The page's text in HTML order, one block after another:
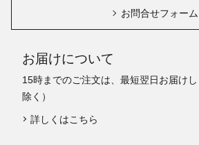
お問合せフォーム
お届けについて
15時までのご注文は、最短翌日お届け
除く）
詳しくはこちら